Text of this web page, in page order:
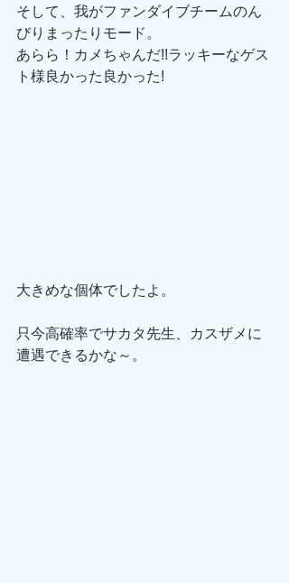
そして、我がファンダイブチームのん
びりまったりモード。
あらら！カメちゃんだ!!ラッキーなゲス
ト様良かった良かった!
大きめな個体でしたよ。
只今高確率でサカタ先生、カスザメに
遭遇できるかな～。